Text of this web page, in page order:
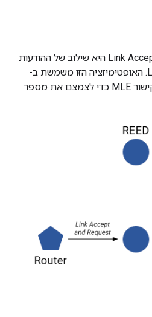
הודעה מסוג Link Accept and Request היא שילוב של ההודעות
Link Accept ו-Link Request. האופטימיזציה הזו משמשת ב-
Thread בתהליך של בקשת קישור MLE כדי לצמצם את מספר